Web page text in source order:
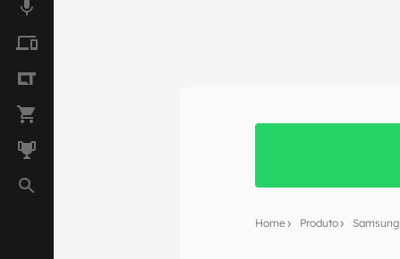
Home Produto Samsung